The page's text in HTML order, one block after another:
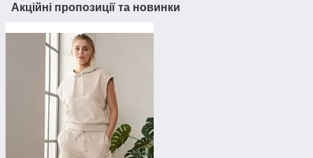
Акційні пропозиції та новинки